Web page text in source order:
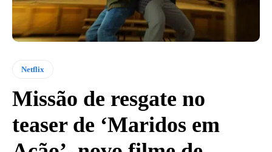
Netflix
Missão de resgate no
teaser de ‘Maridos em